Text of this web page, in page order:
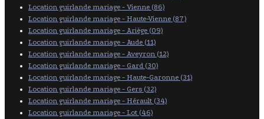
Location guirlande mariage - Vienne (86)
Location guirlande mariage - Haute-Vienne (87)
Location guirlande mariage - Ariège (09)
Location guirlande mariage - Aude (11)
Location guirlande mariage - Aveyron (12)
Location guirlande mariage - Gard (30)
Location guirlande mariage - Haute-Garonne (31)
Location guirlande mariage - Gers (32)
Location guirlande mariage - Hérault (34)
Location guirlande mariage - Lot (46)